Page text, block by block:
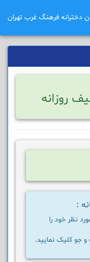
دخترانه فرهنگ غرب تهران
روزانه
:
نظر خود را
کلیک نمایید.